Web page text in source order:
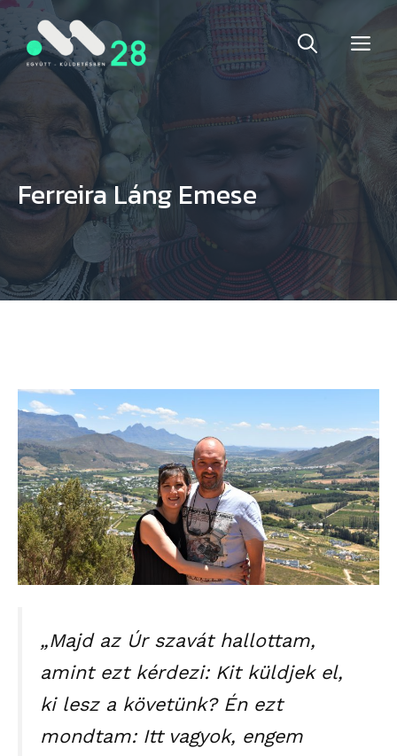
Kilépés
a
tartalomba
Ferreira Láng Emese
„Majd az Úr szavát hallottam,
amint ezt kérdezi: Kit küldjek el,
ki lesz a követünk? Én ezt
mondtam: Itt vagyok, engem